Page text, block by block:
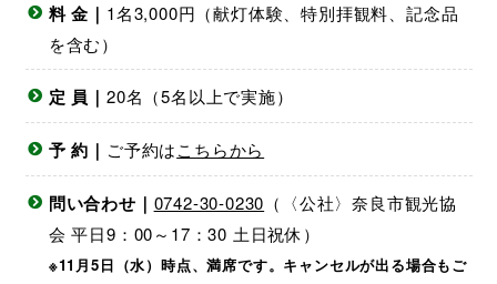
料 金｜ 1名3,000円（献灯体験、特別拝観料、記念品
を含む）
定 員｜ 20名（5名以上で実施）
予 約｜ ご予約はこちらから
問い合わせ｜ 0742-30-0230 （〈公社〉奈良市観光協
会 平日9：00～17：30 土日祝休）
※11月5日（水）時点、満席です。キャンセルが出る場合もご